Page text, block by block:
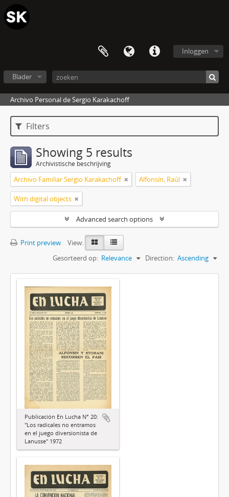
Inloggen
Blader
Archivo Personal de Sergio Karakachoff
Filters
Showing 5 results
Archivistische beschrijving
Archivo Familiar Sergio Karakachoff Alfonsín, Raúl
With digital objects
Advanced search options
Print preview
View:
Gesorteerd op: Relevance Direction: Ascending
Publicación En Lucha N° 20:
"Los radicales no entramos
en el juego diversionista de
Lanusse" 1972